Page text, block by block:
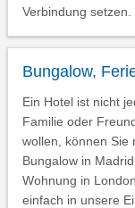
Verbindung setzen.
Bungalow,
Ein Hotel ist nicht
Familie oder
wollen, können Sie
Bungalow in
Wohnung in
einfach in unsere